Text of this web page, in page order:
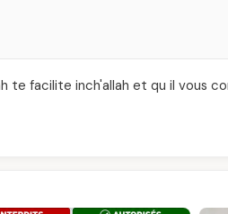
te facilite inch'allah et qu il vous